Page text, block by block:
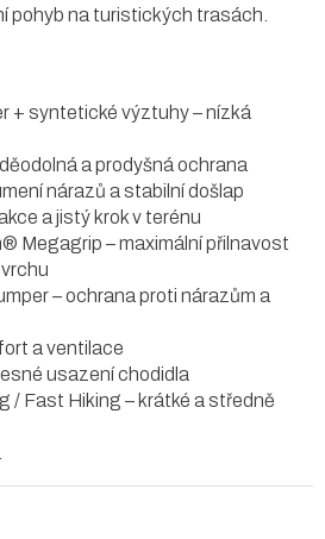
pohyb na turistických trasách.
+ syntetické výztuhy – nízká
a prodyšná ochrana
nárazů a stabilní došlap
a jistý krok v terénu
Megagrip – maximální přilnavost
– ochrana proti nárazům a
a ventilace
usazení chodidla
/ Fast Hiking – krátké a středně